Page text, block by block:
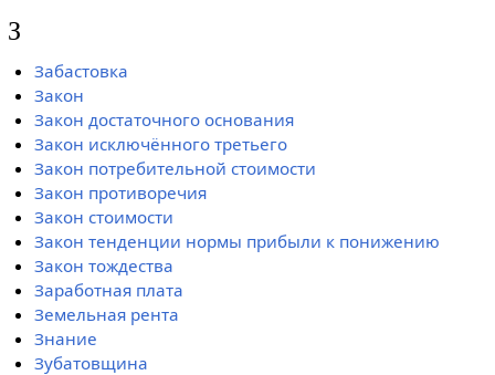
З
Забастовка
Закон
Закон достаточного основания
Закон исключённого третьего
Закон потребительной стоимости
Закон противоречия
Закон стоимости
Закон тенденции нормы прибыли к понижению
Закон тождества
Заработная плата
Земельная рента
Знание
Зубатовщина